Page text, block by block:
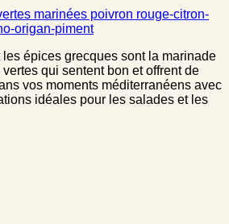
marinées poivron rouge-citron-
origan-piment
les épices grecques sont la marinade
qui sentent bon et offrent de
vos moments méditerranéens avec
idéales pour les salades et les